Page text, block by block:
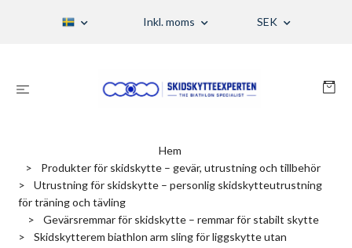
Inkl. moms SEK
Hem
Produkter för skidskytte – gevär, utrustning och tillbehör
Utrustning för skidskytte – personlig skidskytteutrustning
för träning och tävling
Gevärsremmar för skidskytte – remmar för stabilt skytte
Skidskytterem biathlon arm sling för liggskytte utan